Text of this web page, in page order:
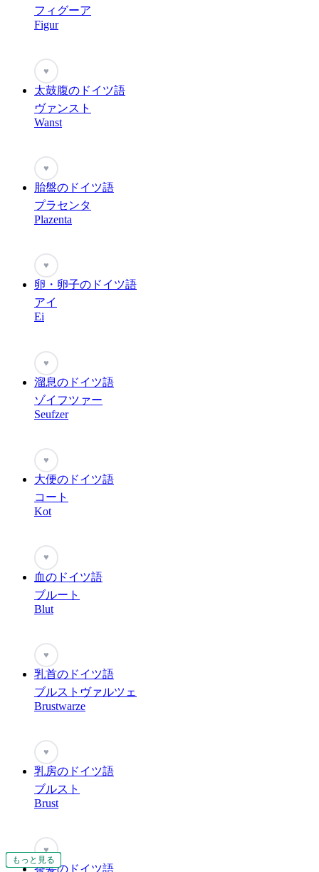
もっと見る
もっと見る
もっと見る
もっと見る
もっと見る
もっと見る
もっと見る
もっと見る
もっと見る
もっと見る
もっと見る
もっと見る
もっと見る
もっと見る
もっと見る
フィグーア
Figur
♥
太鼓腹のドイツ語
ヴァンスト
Wanst
♥
胎盤のドイツ語
プラセンタ
Plazenta
♥
卵・卵子のドイツ語
アイ
Ei
♥
溜息のドイツ語
ゾイフツァー
Seufzer
♥
大便のドイツ語
コート
Kot
♥
血のドイツ語
ブルート
Blut
♥
乳首のドイツ語
ブルストヴァルツェ
Brustwarze
♥
乳房のドイツ語
ブルスト
Brust
♥
茶髪のドイツ語
もっと見る